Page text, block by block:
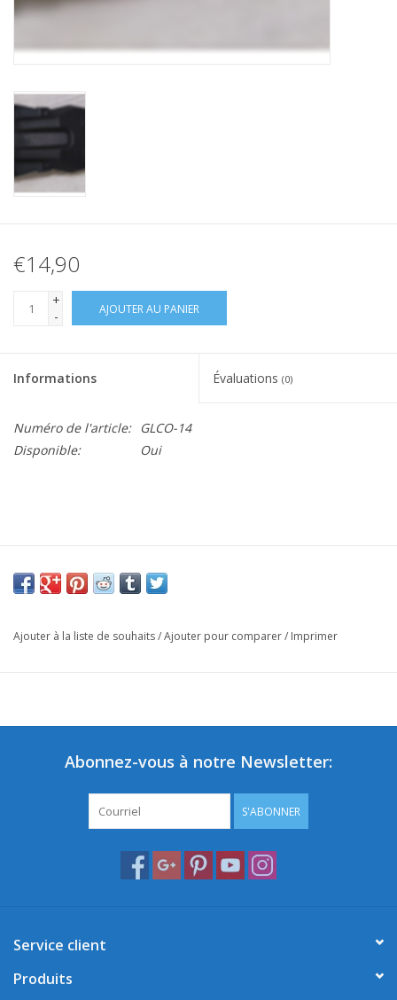
€14,90
+
-
AJOUTER AU PANIER
Informations Évaluations (0)
Numéro de l'article:
GLCO-14
Disponible:
Oui
Ajouter à la liste de souhaits/Ajouter pour comparer/ Imprimer
Abonnez-vous à notre Newsletter:
S'ABONNER
Service client
Produits